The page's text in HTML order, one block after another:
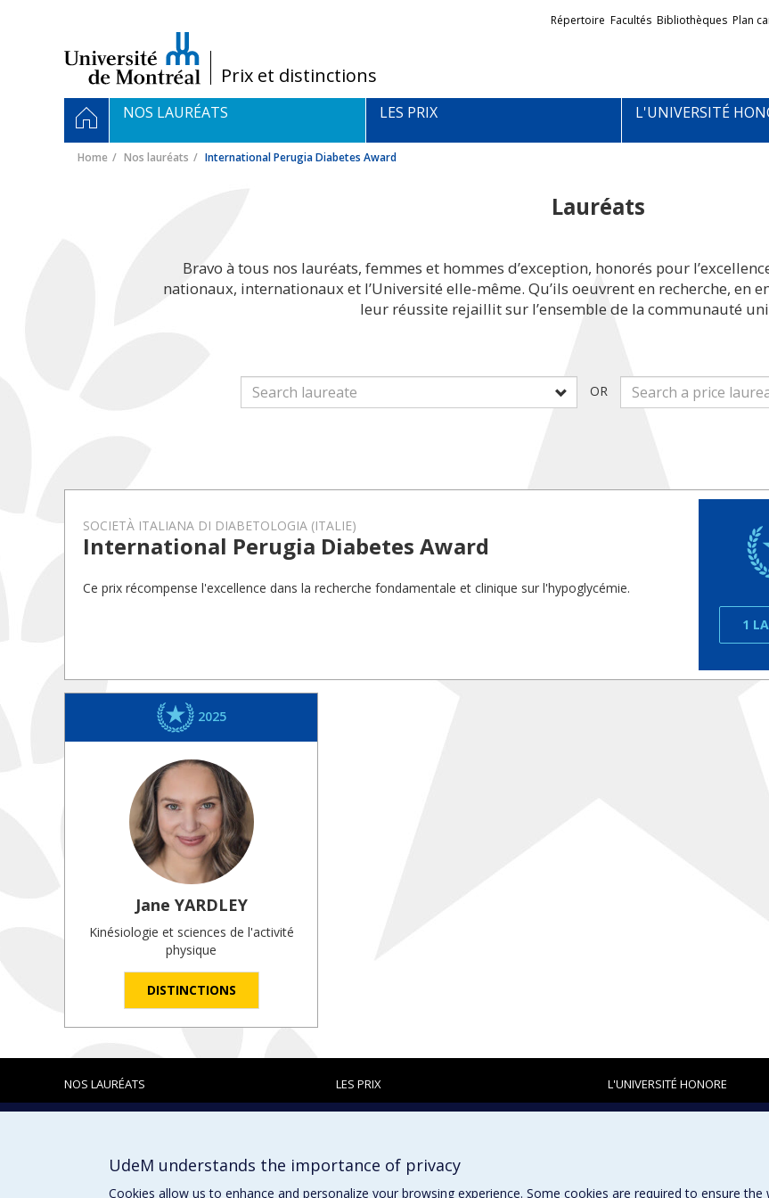
/Prix et distinctions
Liens
externes
Répertoire Facultés Bibliothèques Plan
Navigation
principale
HOMENOS LAURÉATS LES PRIX L'UNIVERSITÉ
Home Nos lauréats International Perugia Diabetes Award
Lauréats
Bravo à tous nos lauréats, femmes et hommes d’exception, honorés pour
nationaux, internationaux et l’Université elle-même. Qu’ils oeuvrent en recherche, en
leur réussite rejaillit sur l’ensemble de la communauté
OR
SOCIETÀ ITALIANA DI DIABETOLOGIA (ITALIE)
International Perugia Diabetes Award
Ce prix récompense l'excellence dans la recherche fondamentale et clinique sur l'hypoglycémie.
1
2025
Jane YARDLEY
Kinésiologie et sciences de l'activité
physique
DISTINCTIONS
NOS LAURÉATS LES PRIX L'UNIVERSITÉ HONORE
UdeM understands the importance of privacy
Cookies allow us to enhance and personalize your browsing experience. Some cookies are required to ensure